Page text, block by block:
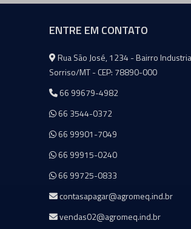
ENTRE EM CONTATO
Agromeq
Rua São José, 1234 - Bairro
Sorriso/MT - CEP: 78890-000
66 99679-4982
66 3544-0372
66 99901-7049
66 99915-0240
66 99725-0833
contasapagar@agromeq.ind.br
vendas02@agromeq.ind.br